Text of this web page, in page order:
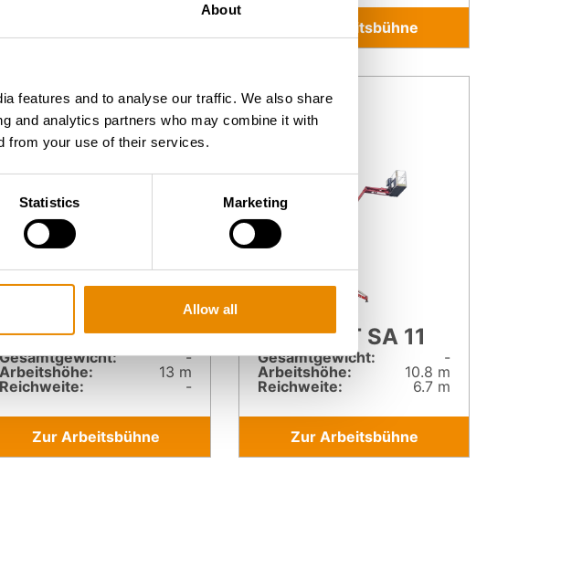
About
features and to analyse our traffic. We also share
and analytics partners who may combine it with
from your use of their services.
Statistics Marketing
Allow all
Zur Arbeitsbühne
BLUELIFT C 13
Gesamt­gewicht:
-
Arbeitshöhe:
13 m
Reichweite:
-
Zur Arbeitsbühne
BLUELIFT SA 11
Gesamt­gewicht:
-
Arbeitshöhe:
10.8 m
Reichweite:
6.7 m
Zur Arbeitsbühne